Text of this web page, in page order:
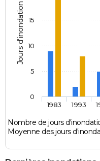
Jours d'inondation
Nombre de jours
Moyenne des jours
1983 1993
0
5
10
15